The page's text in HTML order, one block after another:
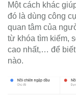
Một cách khác
đó là dùng công
quan tâm của
từ khóa tìm kiếm,
cao nhất,… để biết
nào.